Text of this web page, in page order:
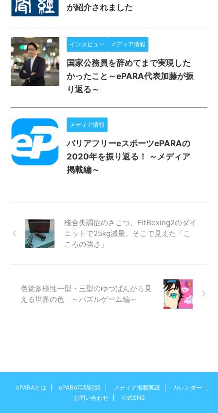
が紹介されました
インタビュー メディア情報
国家公務員を辞めてまで実現した
かったこと～ePARA代表加藤が振
り返る～
メディア情報
バリアフリーeスポーツePARAの
2020年を振り返る！ ～メディア
掲載編～
統合失調症のさこつ、FitBoxing2のダイ
エットで25kg減量。そこで見えた「こ
ころの強さ」
色覚多様性一型・三型のゆづぱんから見
える世界の色 ～パズルゲーム編～
ePARAとは ePARA活動記録 メディア掲載実績
カレンダー
お問い合わせ
公式SNS